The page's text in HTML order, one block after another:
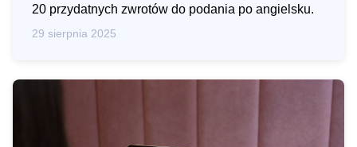
20 przydatnych zwrotów do podania po angielsku.
29 sierpnia 2025